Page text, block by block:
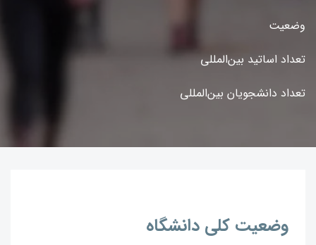
وضعیت
تعداد اساتید بین‌المللی
تعداد دانشجویان بین‌المللی
وضعیت کلی دانشگاه